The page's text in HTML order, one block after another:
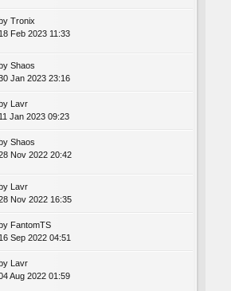
Tronix
18 Feb 2023 11:33
Shaos
Jan 2023 23:16
Lavr
11 Jan 2023 09:23
Shaos
Nov 2022 20:42
by
Lavr
Nov 2022 16:35
by FantomTS
16 Sep 2022 04:51
by
Lavr
Aug 2022 01:59